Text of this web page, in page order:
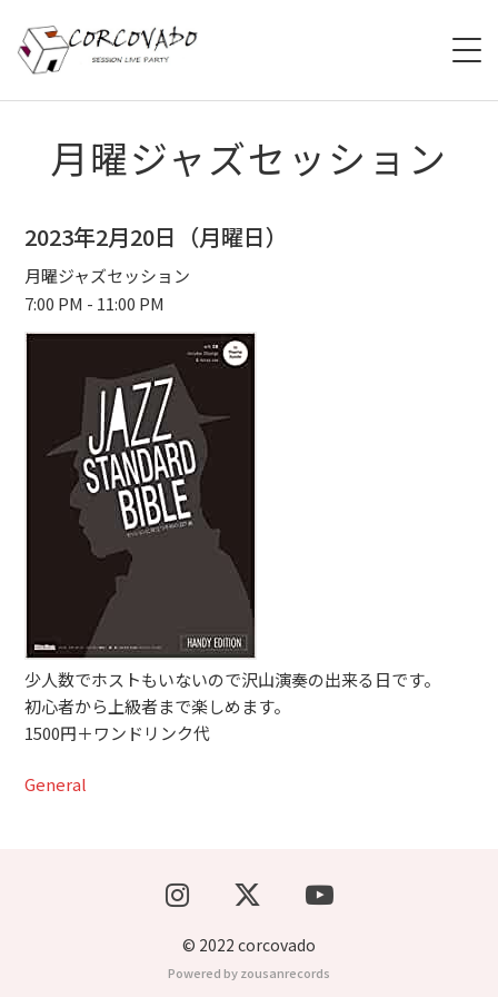
HOME
SCHEDULE
MENU
ACCESS
ブッキングライブ出演者募集！！
楽器機材等
初心者POPS
月曜ジャズセッション
2023年2月20日（月曜日）
月曜ジャズセッション
7:00 PM - 11:00 PM
少人数でホストもいないので沢山演奏の出来る日です。
初心者から上級者まで楽しめます。
1500円＋ワンドリンク代
General
© 2022 corcovado
Powered by zousanrecords